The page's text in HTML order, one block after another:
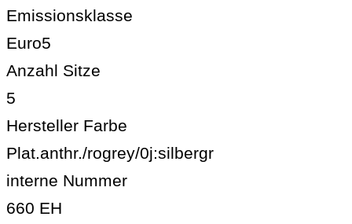
Emissionsklasse
Euro5
Anzahl Sitze
5
Hersteller Farbe
Plat.anthr./rogrey/0j:silbergr
interne Nummer
660 EH